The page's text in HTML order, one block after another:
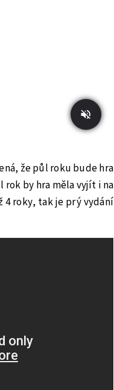
že půl roku bude hra
rok by hra měla vyjít i na
4 roky, tak je prý vydání